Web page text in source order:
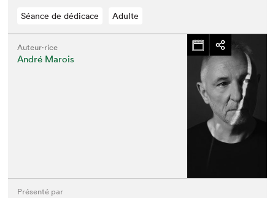
Que cherchez-vous?
Séance de dédicace Adulte
Auteur·rice
André Marois
Présenté par